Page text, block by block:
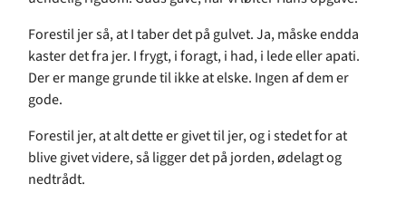
Forestil jer så, at I taber det på gulvet. Ja, måske endda
kaster det fra jer. I frygt, i foragt, i had, i lede eller apati.
Der er mange grunde til ikke at elske. Ingen af dem er
gode.
Forestil jer, at alt dette er givet til jer, og i stedet for at
blive givet videre, så ligger det på jorden, ødelagt og
nedtrådt.